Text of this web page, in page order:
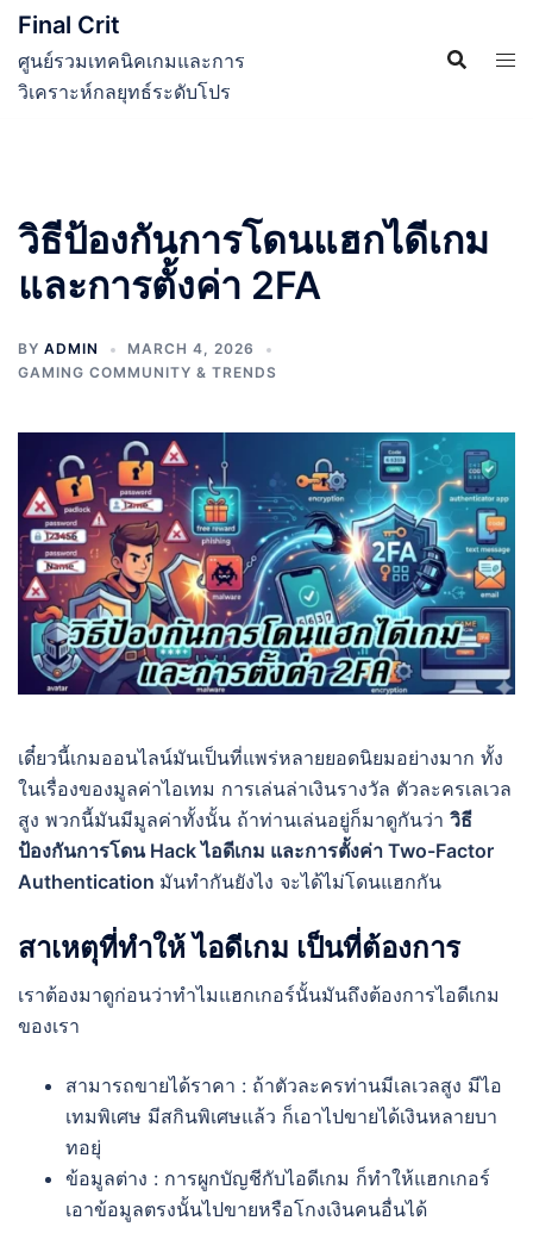
Skip
content
Final Crit
ศูนย์รวมเทคนิคเกมและการ
วิเคราะห์กลยุทธ์ระดับโปร
วิธีป้องกันการโดนแฮกไดีเกม
และการตั้งค่า 2FA
BY ADMIN
MARCH 4, 2026
GAMING COMMUNITY & TRENDS
เดี๋ยวนี้เกมออนไลน์มันเป็นที่แพร่หลายยอดนิยมอย่างมาก ทั้ง
ในเรื่องของมูลค่าไอเทม การเล่นล่าเงินรางวัล ตัวละครเลเวล
สูง พวกนี้มันมีมูลค่าทั้งนั้น ถ้าท่านเล่นอยู่ก็มาดูกันว่า วิธี
ป้องกันการโดน Hack ไอดีเกม และการตั้งค่า Two-Factor
Authentication มันทำกันยังไง จะได้ไม่โดนแฮกกัน
สาเหตุที่ทำให้ ไอดีเกม เป็นที่ต้องการ
เราต้องมาดูก่อนว่าทำไมแฮกเกอร์นั้นมันถึงต้องการไอดีเกม
ของเรา
สามารถขายได้ราคา : ถ้าตัวละครท่านมีเลเวลสูง มีไอ
เทมพิเศษ มีสกินพิเศษแล้ว ก็เอาไปขายได้เงินหลายบา
ทอยุ่
ข้อมูลต่าง : การผูกบัญชีกับไอดีเกม ก็ทำให้แฮกเกอร์
เอาข้อมูลตรงนั้นไปขายหรือโกงเงินคนอื่นได้